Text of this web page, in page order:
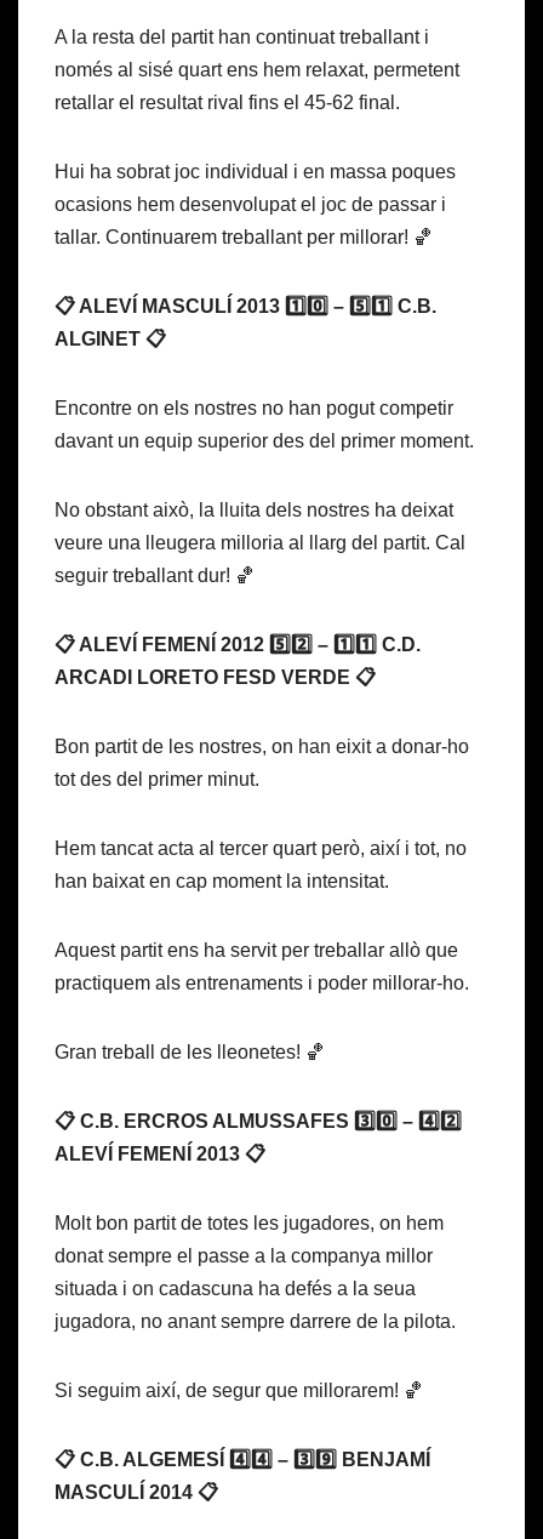
A la resta del partit han continuat treballant i
només al sisé quart ens hem relaxat, permetent
retallar el resultat rival fins el 45-62 final.
Hui ha sobrat joc individual i en massa poques
ocasions hem desenvolupat el joc de passar i
tallar. Continuarem treballant per millorar! 🏀
📋 ALEVÍ MASCULÍ 2013 1️⃣0️⃣ – 5️⃣1️⃣ C.B.
ALGINET 📋
Encontre on els nostres no han pogut competir
davant un equip superior des del primer moment.
No obstant això, la lluita dels nostres ha deixat
veure una lleugera milloria al llarg del partit. Cal
seguir treballant dur! 🏀
📋 ALEVÍ FEMENÍ 2012 5️⃣2️⃣ – 1️⃣1️⃣ C.D.
ARCADI LORETO FESD VERDE 📋
Bon partit de les nostres, on han eixit a donar-ho
tot des del primer minut.
Hem tancat acta al tercer quart però, així i tot, no
han baixat en cap moment la intensitat.
Aquest partit ens ha servit per treballar allò que
practiquem als entrenaments i poder millorar-ho.
Gran treball de les lleonetes! 🏀
📋 C.B. ERCROS ALMUSSAFES 3️⃣0️⃣ – 4️⃣2️⃣
ALEVÍ FEMENÍ 2013 📋
Molt bon partit de totes les jugadores, on hem
donat sempre el passe a la companya millor
situada i on cadascuna ha defés a la seua
jugadora, no anant sempre darrere de la pilota.
Si seguim així, de segur que millorarem! 🏀
📋 C.B. ALGEMESÍ 4️⃣4️⃣ – 3️⃣9️⃣ BENJAMÍ
MASCULÍ 2014 📋